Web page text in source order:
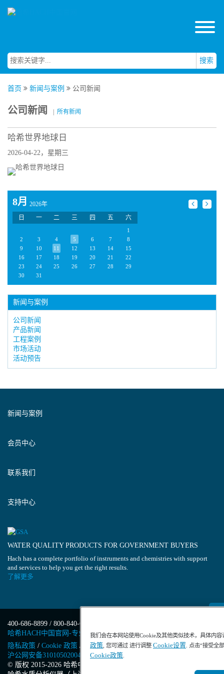
搜索
首页 新闻与案例 公司新闻
公司新闻 所有新闻
哈希世界地球日
2026-04-22，星期三
8月
2026年
日
一 二 三 四 五 六
1
2
3 4 5 6 7
8
9
10 11 12 13 14
15
16
17 18 19 20 21
22
23
24 25 26 27 28
29
30
31
新闻与案例
公司新闻
产品新闻
工程案例
市场活动
活动预告
新闻与案例
会员中心
联系我们
支持中心
WATER QUALITY PRODUCTS FOR GOVERNMENT BUYERS
Hach has a complete portfolio of instruments and chemistries with support
and services to help you get the right results.
了解更多
400-686-8899 / 800-840-6026
哈希HACH中国官网-专业水质分析仪器
隐私政策 / Cookie 政策 / Cookie 设置/沪ICP备13034148号-4/
沪公网安备31010502004971号/沪(浦)应急管危经许[2023]201871
© 版权 2015-2026 哈希中国版权所有
我们会在本网站使用Cookie及其他类似技术，具体内
政策, 您可通过 进行调整 Cookie设置. 点击“接受全
Cookie政策.